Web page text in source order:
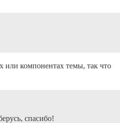
или компонентах темы, так что
спасибо!